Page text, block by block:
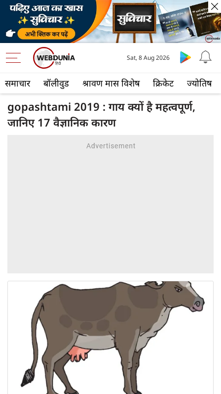
समाचार बॉलीवुड श्रावण मास विशेष क्रिकेट ज्योतिष
Sat, 8 Aug 2026
gopashtami 2019 : गाय क्यों है महत्वपूर्ण,
जानिए 17 वैज्ञानिक कारण